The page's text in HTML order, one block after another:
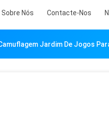
Sobre Nós Contacte-Nos
Jardim De Jogos